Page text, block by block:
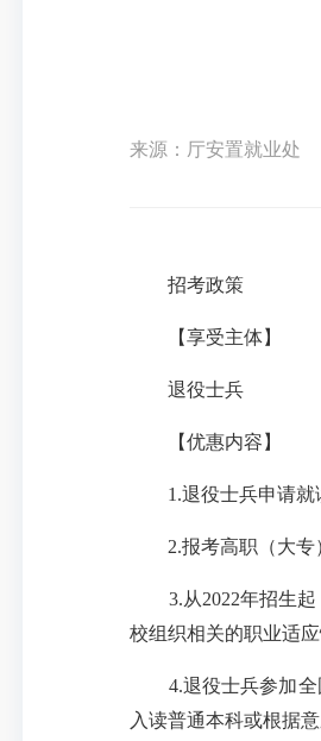
来源：厅安置就业处
招考政策
【享受主体】
退役士兵
【优惠内容】
1.退役士兵申请就读
2.报考高职（大专）
3.从2022年招生起
校组织相关的职业适
4.退役士兵参加全国
入读普通本科或根据